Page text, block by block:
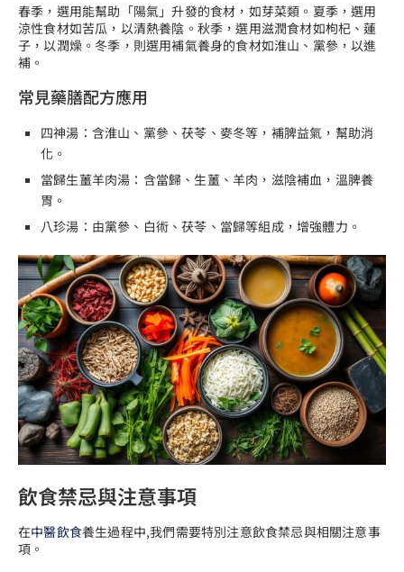
春季，選用能幫助「陽氣」升發的食材，如芽菜類。夏季，選用
涼性食材如苦瓜，以清熱養陰。秋季，選用滋潤食材如枸杞、蓮
子，以潤燥。冬季，則選用補氣養身的食材如淮山、黨參，以進
補。
常見藥膳配方應用
四神湯：含淮山、黨參、茯苓、麥冬等，補脾益氣，幫助消
化。
當歸生薑羊肉湯：含當歸、生薑、羊肉，滋陰補血，溫脾養
胃。
八珍湯：由黨參、白術、茯苓、當歸等組成，增強體力。
飲食禁忌與注意事項
在中醫飲食養生過程中,我們需要特別注意飲食禁忌與相關注意事
項。